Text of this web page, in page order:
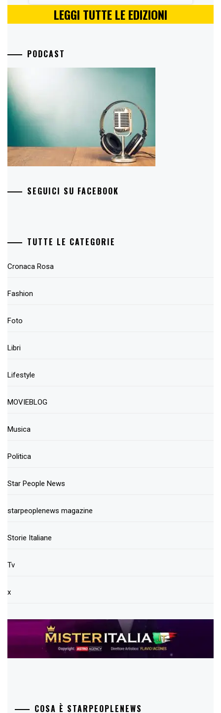
LEGGI TUTTE LE EDIZIONI
PODCAST
SEGUICI SU FACEBOOK
TUTTE LE CATEGORIE
Cronaca Rosa
Fashion
Foto
Libri
Lifestyle
MOVIEBLOG
Musica
Politica
Star People News
starpeoplenews magazine
Storie Italiane
Tv
x
COSA È STARPEOPLENEWS